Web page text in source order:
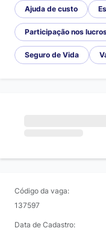
Ajuda de custo
Participação nos
Seguro de Vida
Código da vaga:
137597
Data de Cadastro: